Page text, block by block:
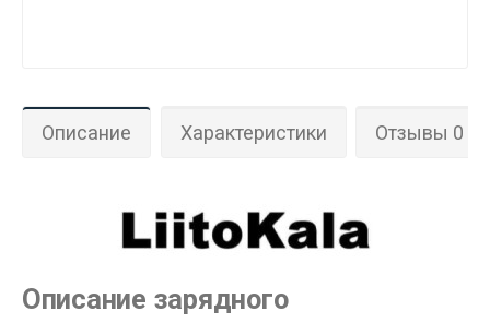
Описание Характеристики Отзывы 0
Описание зарядного